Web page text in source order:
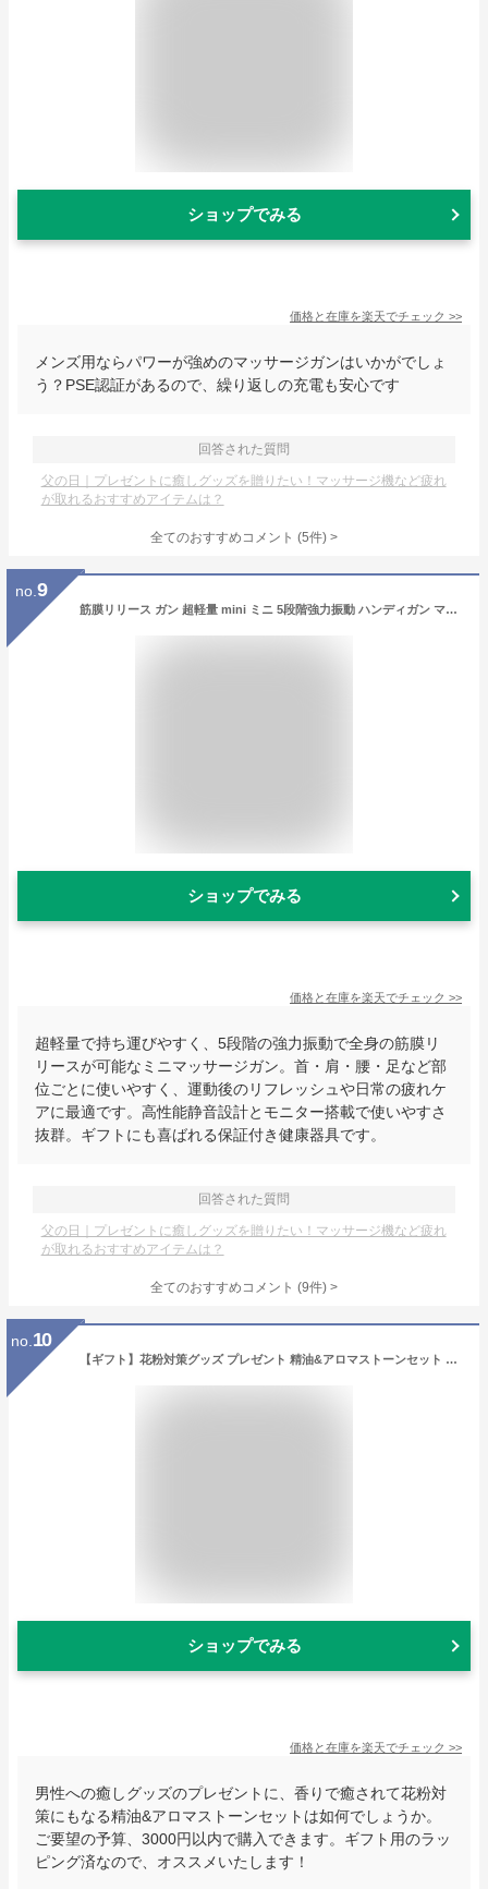
ショップでみる
価格と在庫を楽天でチェック >>
メンズ用ならパワーが強めのマッサージガンはいかがでしょ
う？PSE認証があるので、繰り返しの充電も安心です
回答された質問
父の日｜プレゼントに癒しグッズを贈りたい！マッサージ機など疲れ
が取れるおすすめアイテムは？
全てのおすすめコメント (5件) >
no. 9
筋膜リリース ガン 超軽量 mini ミニ 5段階強力振動 ハンディガン マッサージガン フィットネス 健康器具 スポーツ リフレッシュ 高性能静音モニター搭載 全身 首 肩 腰 足 ふくらはぎ 振動 マシン 軽い プレゼント ギフト 保証付き
ショップでみる
価格と在庫を楽天でチェック >>
超軽量で持ち運びやすく、5段階の強力振動で全身の筋膜リ
リースが可能なミニマッサージガン。首・肩・腰・足など部
位ごとに使いやすく、運動後のリフレッシュや日常の疲れケ
アに最適です。高性能静音設計とモニター搭載で使いやすさ
抜群。ギフトにも喜ばれる保証付き健康器具です。
回答された質問
父の日｜プレゼントに癒しグッズを贈りたい！マッサージ機など疲れ
が取れるおすすめアイテムは？
全てのおすすめコメント (9件) >
no. 10
【ギフト】花粉対策グッズ プレゼント 精油&アロマストーンセット ラッピング済 ギフト 贈り物 花粉 アロマ エッセンシャルオイル アロマストーン 花粉対策ブレンドエッセンシャルオイル アロマオイル
ショップでみる
価格と在庫を楽天でチェック >>
男性への癒しグッズのプレゼントに、香りで癒されて花粉対
策にもなる精油&アロマストーンセットは如何でしょうか。
ご要望の予算、3000円以内で購入できます。ギフト用のラッ
ピング済なので、オススメいたします！